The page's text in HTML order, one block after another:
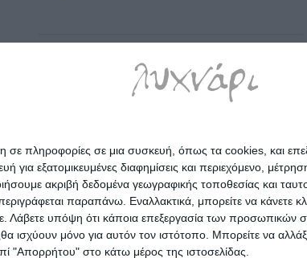
σε πληροφορίες σε μια συσκευή, όπως τα cookies, και
εξατομικευμένες διαφημίσεις και περιεχόμενο,
ακριβή δεδομένα γεωγραφικής τοποθεσίας και
παραπάνω. Εναλλακτικά, μπορείτε να κάνετε
Λάβετε υπόψη ότι κάποια επεξεργασία των προσωπικών
ισχύουν μόνο για αυτόν τον ιστότοπο. Μπορείτε να
"Απορρήτου" στο κάτω μέρος της ιστοσελίδας.